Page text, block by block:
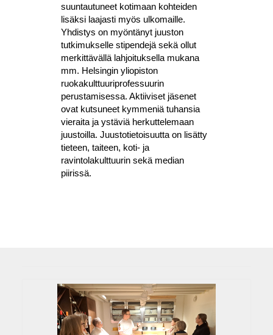
suuntautuneet kotimaan kohteiden
lisäksi laajasti myös ulkomaille.
Yhdistys on myöntänyt juuston
tutkimukselle stipendejä sekä ollut
merkittävällä lahjoituksella mukana
mm. Helsingin yliopiston
ruokakulttuuriprofessuurin
perustamisessa. Aktiiviset jäsenet
ovat kutsuneet kymmeniä tuhansia
vieraita ja ystäviä herkuttelemaan
juustoilla. Juustotietoisuutta on lisätty
tieteen, taiteen, koti- ja
ravintolakulttuurin sekä median
piirissä.